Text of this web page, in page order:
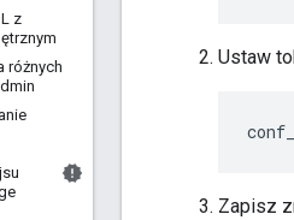
z
różnych
Ustaw
Zapisz